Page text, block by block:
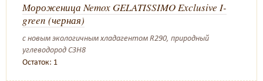
Мороженица Nemox GELATISSIMO Exclusive I-
green (черная)
с новым экологичным хладагентом R290, природный
углеводород C3H8
Остаток: 1